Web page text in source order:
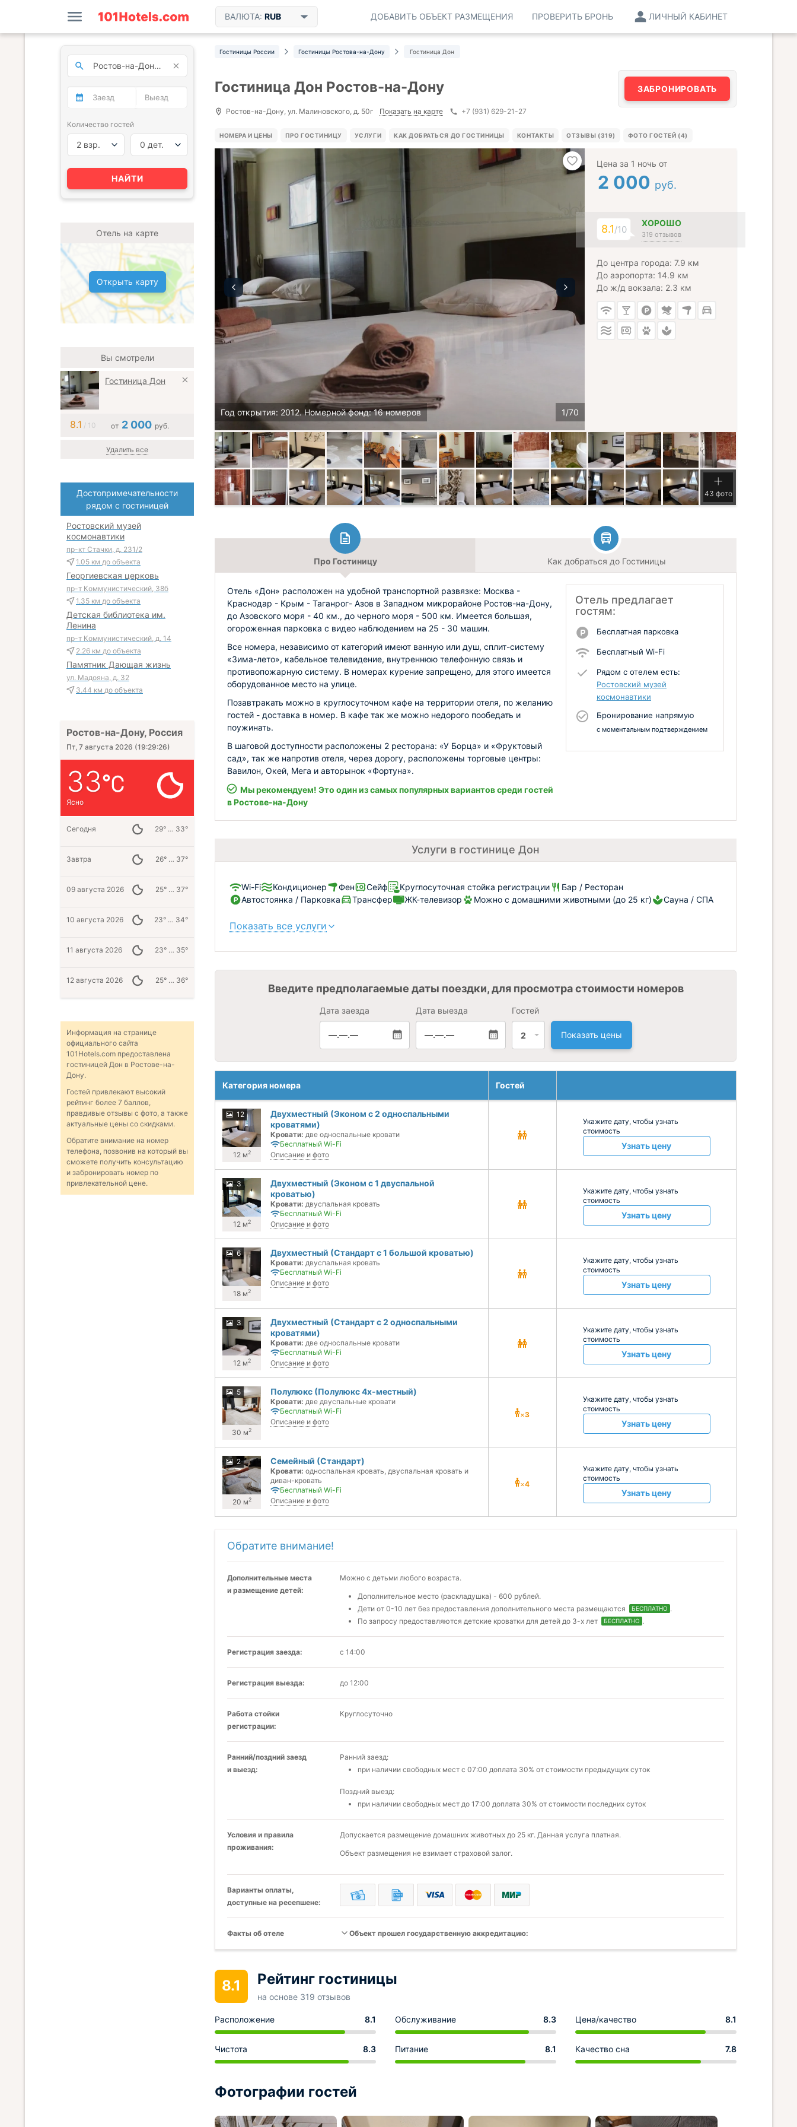
ВАЛЮТА: RUB ЛИЧНЫЙ КАБИНЕТ
ПРОВЕРИТЬ БРОНЬ
ДОБАВИТЬ ОБЪЕКТ РАЗМЕЩЕНИЯ
Гостиницы России Гостиницы Ростова-на-Дону Гостиница Дон
Гостиница Дон Ростов-на-Дону
Ростов-на-Дону, ул. Малиновского, д. 50г Показать на карте +7 (931) 629-21-27
ЗАБРОНИРОВАТЬ
НОМЕРА И ЦЕНЫ ПРО ГОСТИНИЦУ УСЛУГИ КАК ДОБРАТЬСЯ ДО ГОСТИНИЦЫ КОНТАКТЫ ОТЗЫВЫ (319) ФОТО ГОСТЕЙ (4)
Год открытия: 2012. Номерной фонд: 16 номеров
Цена за 1 ночь от
2 000 руб.
8.1/10
ХОРОШО
319 отзывов
До центра города: 7.9 км
До аэропорта: 14.9 км
До ж/д вокзала: 2.3 км
43 фото
Про Гостиницу Как добраться до Гостиницы
Отель предлагает
гостям:
Бесплатная парковка
Бесплатный Wi-Fi
Рядом с отелем есть:
Ростовский музей
космонавтики
Бронирование напрямую
с моментальным подтверждением
Отель «Дон» расположен на удобной транспортной развязке: Москва -
Краснодар - Крым - Таганрог- Азов в Западном микрорайоне Ростов-на-Дону,
до Азовского моря - 40 км., до черного моря - 500 км. Имеется большая,
огороженная парковка с видео наблюдением на 25 - 30 машин.
Все номера, независимо от категорий имеют ванную или душ, сплит-систему
«Зима-лето», кабельное телевидение, внутреннюю телефонную связь и
противопожарную систему. В номерах курение запрещено, для этого имеется
оборудованное место на улице.
Позавтракать можно в круглосуточном кафе на территории отеля, по желанию
гостей - доставка в номер. В кафе так же можно недорого пообедать и
поужинать.
В шаговой доступности расположены 2 ресторана: «У Борца» и «Фруктовый
сад», так же напротив отеля, через дорогу, расположены торговые центры:
Вавилон, Окей, Мега и авторынок «Фортуна».
Мы рекомендуем! Это один из самых популярных вариантов среди гостей
в Ростове-на-Дону
Услуги в гостинице Дон
Wi-Fi Кондиционер Фен Сейф Круглосуточная стойка регистрации
Бар / Ресторан
Автостоянка / Парковка
Трансфер ЖК-телевизор Можно с домашними животными (до 25 кг) Сауна / СПА
Показать все услуги
Введите предполагаемые даты поездки, для просмотра стоимости номеров
Дата заезда
—.—.—
Дата выезда
—.—.—
Гостей
2 Показать цены
Категория номера Гостей
12
12 м2
Двухместный (Эконом с 2 односпальными
кроватями)
Кровати: две односпальные кровати
Бесплатный Wi-Fi
Описание и фото
Укажите дату, чтобы узнать
стоимость
Узнать цену
3
12 м2
Двухместный (Эконом с 1 двуспальной
кроватью)
Кровати: двуспальная кровать
Бесплатный Wi-Fi
Описание и фото
Укажите дату, чтобы узнать
стоимость
Узнать цену
6
18 м2
Двухместный (Стандарт с 1 большой кроватью)
Кровати: двуспальная кровать
Бесплатный Wi-Fi
Описание и фото
Укажите дату, чтобы узнать
стоимость
Узнать цену
3
12 м2
Двухместный (Стандарт c 2 односпальными
кроватями)
Кровати: две односпальные кровати
Бесплатный Wi-Fi
Описание и фото
Укажите дату, чтобы узнать
стоимость
Узнать цену
5
30 м2
Полулюкс (Полулюкс 4х-местный)
Кровати: две двуспальные кровати
Бесплатный Wi-Fi
Описание и фото
×3
Укажите дату, чтобы узнать
стоимость
Узнать цену
2
20 м2
Семейный (Стандарт)
Кровати: односпальная кровать, двуспальная кровать и
диван-кровать
Бесплатный Wi-Fi
Описание и фото
×4
Укажите дату, чтобы узнать
стоимость
Узнать цену
Обратите внимание!
Дополнительные места
и размещение детей:
Можно с детьми любого возраста.
Дополнительное место (раскладушка) - 600 рублей.
Дети от 0-10 лет без предоставления дополнительного места размещаются
БЕСПЛАТНО .
По запросу предоставляются детские кроватки для детей до 3-х лет
БЕСПЛАТНО .
Регистрация заезда: с 14:00
Регистрация выезда: до 12:00
Работа стойки
регистрации:
Круглосуточно
Ранний/поздний заезд
и выезд:
Ранний заезд:
при наличии свободных мест c 07:00 доплата 30% от стоимости предыдущих суток
Поздний выезд:
при наличии свободных мест до 17:00 доплата 30% от стоимости последних суток
Условия и правила
проживания:
Допускается размещение домашних животных до 25 кг. Данная услуга платная.
Объект размещения не взимает страховой залог.
Варианты оплаты,
доступные на ресепшене:
Факты об отеле Объект прошел государственную аккредитацию:
8.1 Рейтинг гостиницы
на основе 319 отзывов
Расположение 8.1 Обслуживание 8.3 Цена/качество 8.1
Чистота 8.3 Питание 8.1 Качество сна 7.8
Фотографии гостей
Количество гостей
2 взр. 0 дет.
НАЙТИ
Отель на карте
Открыть карту
Вы смотрели
Гостиница Дон
8.1 / 10 от 2 000 руб.
Удалить все
Достопримечательности
рядом с гостиницей
Ростовский музей
космонавтики
пр-кт Стачки, д. 231/2
1.05 км до объекта
Георгиевская церковь
пр-т Коммунистический, 38б
1.35 км до объекта
Детская библиотека им.
Ленина
пр-т Коммунистический, д. 14
2.26 км до объекта
Памятник Дающая жизнь
ул. Мадояна, д. 32
3.44 км до объекта
Ростов-на-Дону, Россия
Пт, 7 августа 2026 (19:29:28)
33
Ясно
Сегодня 29° … 33°
Завтра 26° … 37°
09 августа 2026 25° … 37°
10 августа 2026 23° … 34°
11 августа 2026 23° … 35°
12 августа 2026 25° … 36°
Информация на странице
официального сайта
101Hotels.com предоставлена
гостиницей Дон в Ростове-на-
Дону.
Гостей привлекают высокий
рейтинг более 7 баллов,
правдивые отзывы с фото, а также
актуальные цены со скидками.
Обратите внимание на номер
телефона, позвонив на который вы
сможете получить консультацию
и забронировать номер по
привлекательной цене.